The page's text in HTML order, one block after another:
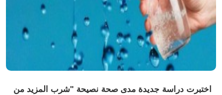
اختبرت دراسة جديدة مدى صحة نصيحة "شرب المزيد من